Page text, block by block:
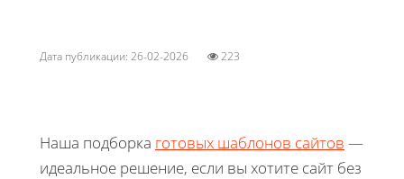
Дата публикации: 26-02-2026 223
Наша подборка готовых шаблонов сайтов —
идеальное решение, если вы хотите сайт без